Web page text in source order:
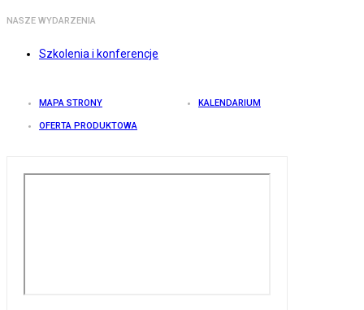
NASZE WYDARZENIA
Szkolenia i konferencje
MAPA STRONY KALENDARIUM
OFERTA PRODUKTOWA